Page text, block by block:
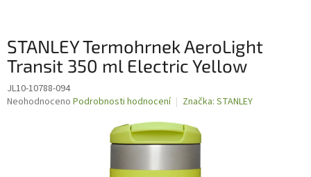
STANLEY Termohrnek AeroLight
Transit 350 ml Electric Yellow
JL10-10788-094
Průměrné
Neohodnoceno Podrobnosti hodnocení Značka: STANLEY